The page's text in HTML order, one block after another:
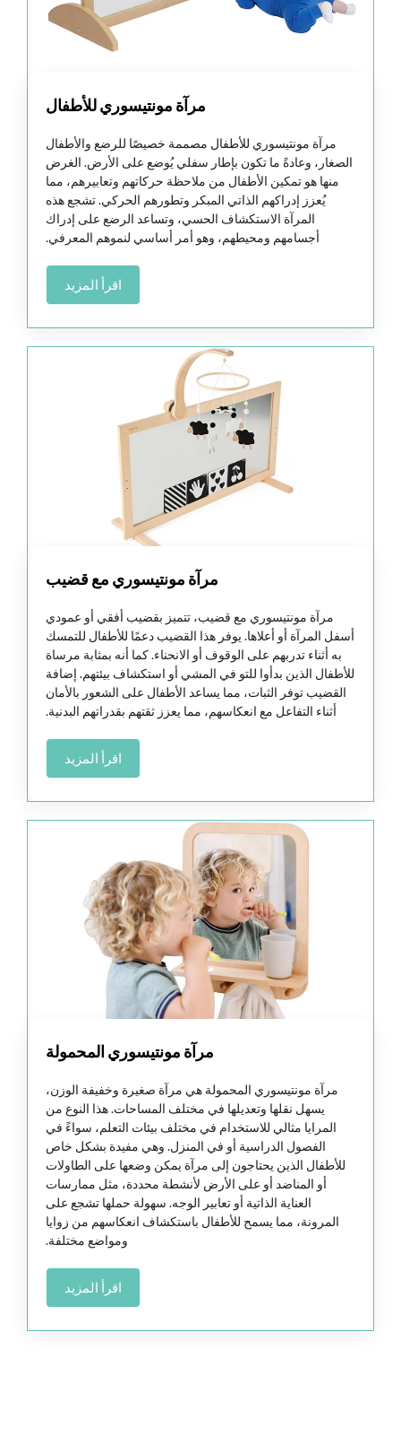
مرآة مونتيسوري للأطفال
مرآة مونتيسوري للأطفال مصممة خصيصًا للرضع والأطفال
الصغار، وعادةً ما تكون بإطار سفلي يُوضع على الأرض. الغرض
منها هو تمكين الأطفال من ملاحظة حركاتهم وتعابيرهم، مما
يُعزز إدراكهم الذاتي المبكر وتطورهم الحركي. تشجع هذه
المرآة الاستكشاف الحسي، وتساعد الرضع على إدراك
أجسامهم ومحيطهم، وهو أمر أساسي لنموهم المعرفي.
اقرأ المزيد
مرآة مونتيسوري مع قضيب
مرآة مونتيسوري مع قضيب، تتميز بقضيب أفقي أو عمودي
أسفل المرآة أو أعلاها. يوفر هذا القضيب دعمًا للأطفال للتمسك
به أثناء تدربهم على الوقوف أو الانحناء. كما أنه بمثابة مرساة
للأطفال الذين بدأوا للتو في المشي أو استكشاف بيئتهم. إضافة
القضيب توفر الثبات، مما يساعد الأطفال على الشعور بالأمان
أثناء التفاعل مع انعكاسهم، مما يعزز ثقتهم بقدراتهم البدنية.
اقرأ المزيد
مرآة مونتيسوري المحمولة
مرآة مونتيسوري المحمولة هي مرآة صغيرة وخفيفة الوزن،
يسهل نقلها وتعديلها في مختلف المساحات. هذا النوع من
المرايا مثالي للاستخدام في مختلف بيئات التعلم، سواءً في
الفصول الدراسية أو في المنزل. وهي مفيدة بشكل خاص
للأطفال الذين يحتاجون إلى مرآة يمكن وضعها على الطاولات
أو المناضد أو على الأرض لأنشطة محددة، مثل ممارسات
العناية الذاتية أو تعابير الوجه. سهولة حملها تشجع على
المرونة، مما يسمح للأطفال باستكشاف انعكاسهم من زوايا
ومواضع مختلفة.
اقرأ المزيد